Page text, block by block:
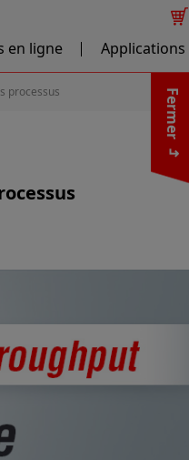
en ligne Applications
Fermer
processus